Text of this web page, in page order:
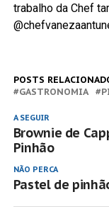
trabalho da Chef
POSTS
GASTRONOMIA
A SEGUIR
Brownie de
Pinhão
NÃO PERCA
Pastel de